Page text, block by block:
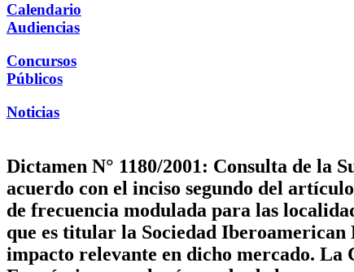
Calendario
Audiencias
Concursos
Públicos
Noticias
Dictamen N° 1180/2001: Consulta de la
acuerdo con el inciso segundo del
de frecuencia modulada para las
que es titular la Sociedad
impacto relevante en dicho mercado. La